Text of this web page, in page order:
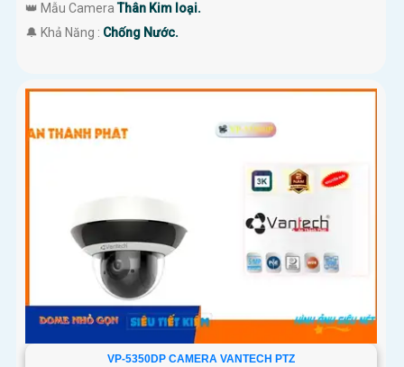
👑 Mẫu CameraThân Kim loại.
️🔔 Khả Năng : Chống Nước.
VP-5350DP CAMERA VANTECH PTZ